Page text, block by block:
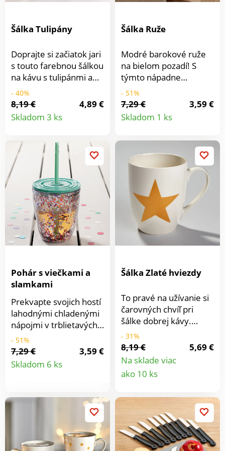
rúry. Možno ju umývať
priemer 24 a 26cm,
výška 8cm.
Možno ju umývať v
priemer 28cm, výška
výška 8cm.
energie je príjemne
Šálka Tulipány
Doprajte si začiatok jari
s touto farebnou šálkou
na kávu s tulipánmi a
motýľmi. S ňou začne
deň v dobrej nálade.
- 40%
8,19 €
4,89 €
Skladom 3 ks
Detail
Šálka Ruže
Modré barokové ruže
na bielom pozadí! S
týmto nápadne
krásnym riadom z
porcelánu bude
stolovanie príjemným,
chutným zážitkom.
cm, 8,6 cm. Porcelán.
Romantická potlač ruží.
Na slávnostné
príležitosti i všedné dni.
Basilico.
- 51%
7,29 €
3,59 €
Skladom 1 ks
Detail
Pohár s viečkami a
slamkami
Prekvapte svojich hostí
lahodnými chladenými
nápojmi v trblietavých
pohároch s viečkami a
slamkami.
- 51%
7,29 €
3,59 €
Skladom 6 ks
Detail
Šálka Zlaté hviezdy
To pravé na užívanie si
čarovných chvíľ pri
šálke dobrej kávy.
Najlepšie objednať si
týchto elegantných
maxi šálok hneď viac.
Keramika, Ø 8 cm,
výška 10 cm. Keramika
- 31%
8,19 €
5,69 €
Na sklade viac
ako 10 ks